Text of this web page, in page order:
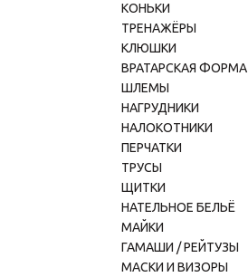
КОНЬКИ
ТРЕНАЖЁРЫ
КЛЮШКИ
ВРАТАРСКАЯ ФОРМА
ШЛЕМЫ
НАГРУДНИКИ
НАЛОКОТНИКИ
ПЕРЧАТКИ
ТРУСЫ
ЩИТКИ
НАТЕЛЬНОЕ БЕЛЬЁ
МАЙКИ
ГАМАШИ / РЕЙТУЗЫ
МАСКИ И ВИЗОРЫ